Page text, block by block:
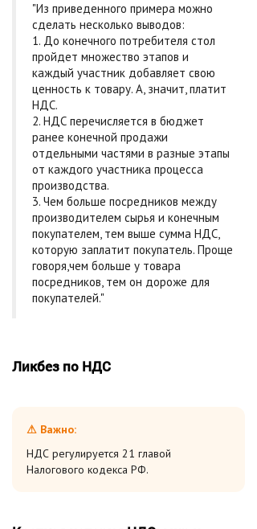
"Из приведенного примера можно
сделать несколько выводов:
1. До конечного потребителя стол
пройдет множество этапов и
каждый участник добавляет свою
ценность к товару. А, значит, платит
НДС.
2. НДС перечисляется в бюджет
ранее конечной продажи
отдельными частями в разные этапы
от каждого участника процесса
производства.
3. Чем больше посредников между
производителем сырья и конечным
покупателем, тем выше сумма НДС,
которую заплатит покупатель. Проще
говоря,чем больше у товара
посредников, тем он дороже для
покупателей."
Ликбез по НДС
⚠ Важно:
НДС регулируется 21 главой
Налогового кодекса РФ.